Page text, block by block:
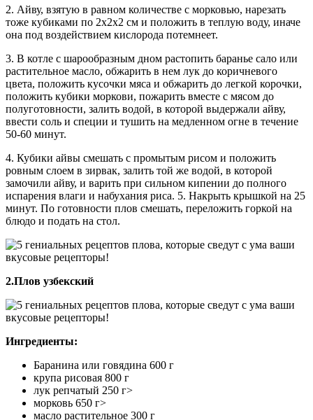
2. Айву, взятую в равном количестве с морковью, нарезать
тоже кубиками по 2х2х2 см и положить в теплую воду, иначе
она под воздействием кислорода потемнеет.
3. В котле с шарообразным дном растопить баранье сало или
растительное масло, обжарить в нем лук до коричневого
цвета, положить кусочки мяса и обжарить до легкой корочки,
положить кубики моркови, пожарить вместе с мясом до
полуготовности, залить водой, в которой выдержали айву,
ввести соль и специи и тушить на медленном огне в течение
50-60 минут.
4. Кубики айвы смешать с промытым рисом и положить
ровным слоем в зирвак, залить той же водой, в которой
замочили айву, и варить при сильном кипении до полного
испарения влаги и набухания риса. 5. Накрыть крышкой на 25
минут. По готовности плов смешать, переложить горкой на
блюдо и подать на стол.
2.Плов узбекский
Ингредиенты:
Баранина или говядина 600 г
крупа рисовая 800 г
лук репчатый 250 г>
морковь 650 г>
масло растительное 300 г